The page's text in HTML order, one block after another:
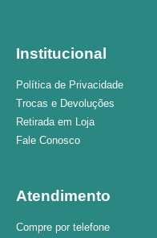
Institucional
Política de Privacidade
Trocas e Devoluções
Retirada em Loja
Fale Conosco
Atendimento
Compre por telefone